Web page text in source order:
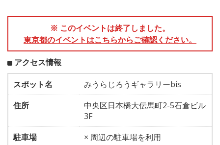
※ このイベントは終了しました。
東京都のイベントはこちらからご確認ください。
アクセス情報
スポット名
みうらじろうギャラリーbis
住所
中央区日本橋大伝馬町2-5石倉ビル
3F
駐車場
× 周辺の駐車場を利用